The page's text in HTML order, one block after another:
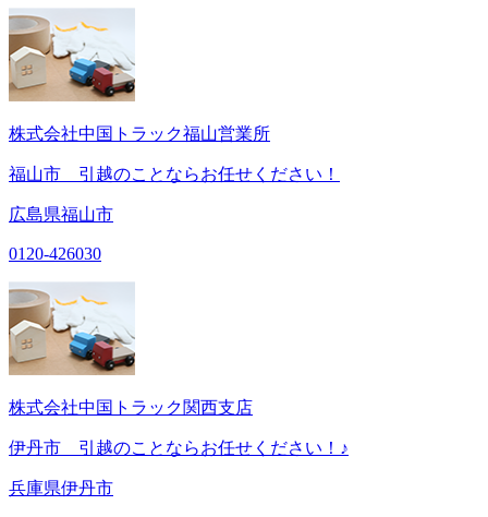
株式会社中国トラック福山営業所
福山市 引越のことならお任せください！
広島県福山市
0120-426030
株式会社中国トラック関西支店
伊丹市 引越のことならお任せください！♪
兵庫県伊丹市